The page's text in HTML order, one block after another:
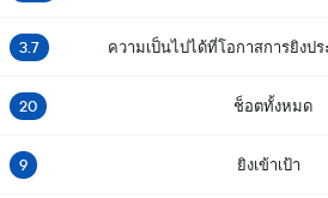
3.7 ความเป็นไปได้ที่โอกาสการยิงป
20 ช็อตทั้งหมด
9 ยิงเข้าเป้า